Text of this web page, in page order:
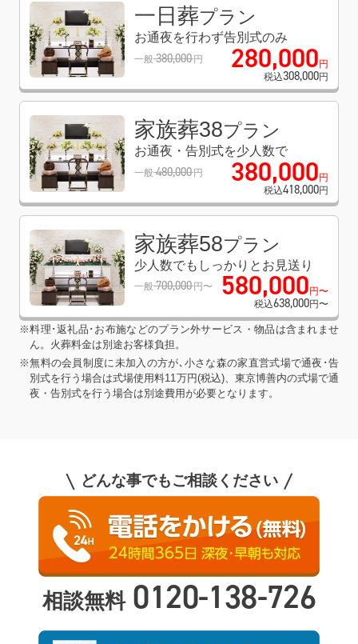
一日葬プラン
お通夜を行わず告別式のみ
一般380,000 円 280,000円
税込308,000円
家族葬38プラン
お通夜・告別式を少人数で
一般480,000 円 380,000 円
税込418,000円
家族葬58プラン
少人数でもしっかりとお見送り
一般700,000 円〜 580,000 円〜
税込638,000円〜
※料理･返礼品･お布施などのプラン外サービス・物品は含まれませ
ん。火葬料金は別途お客様負担。
※無料の会員制度に未加入の方が､小さな森の家直営式場で通夜･告
別式を行う場合は式場使用料11万円(税込)、東京博善内の式場で通
夜・告別式を行う場合は別途費用が必要となります。
どんな事でもご相談ください
相談無料 0120-138-726